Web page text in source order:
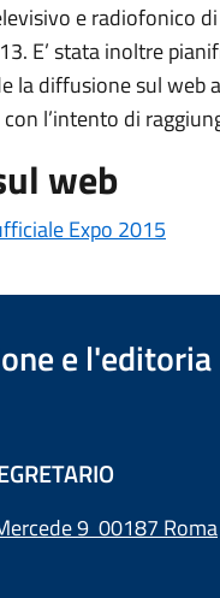
e radiofonico
E’ stata inoltre
la diffusione sul web
l’intento di
web
Expo 2015
e l'editoria
9 00187 Roma